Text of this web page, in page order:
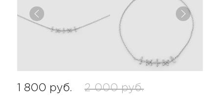
1 800 руб. 2 000 руб.